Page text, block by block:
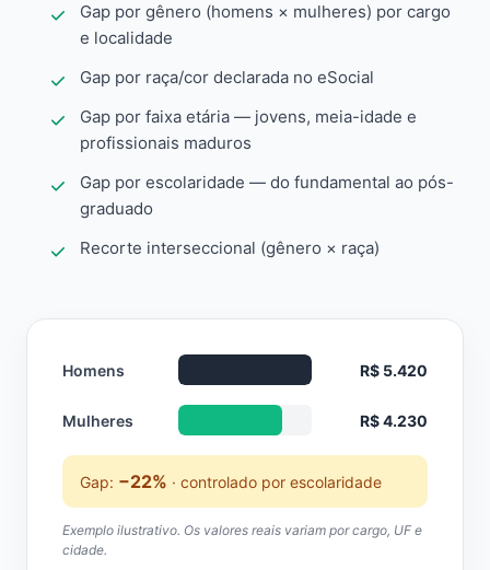
Gap por gênero (homens × mulheres) por cargo
e localidade
Gap por raça/cor declarada no eSocial
Gap por faixa etária — jovens, meia-idade e
profissionais maduros
Gap por escolaridade — do fundamental ao pós-
graduado
Recorte interseccional (gênero × raça)
Homens R$ 5.420
Mulheres R$ 4.230
Gap: −22% · controlado por escolaridade
Exemplo ilustrativo. Os valores reais variam por cargo, UF e
cidade.